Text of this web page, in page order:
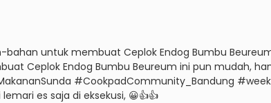
bahan untuk membuat Ceplok Endog Bumbu
Ceplok Endog Bumbu Beureum ini pun mudah,
#CookpadCommunity_Bandung
es saja di eksekusi, 😀👍👍